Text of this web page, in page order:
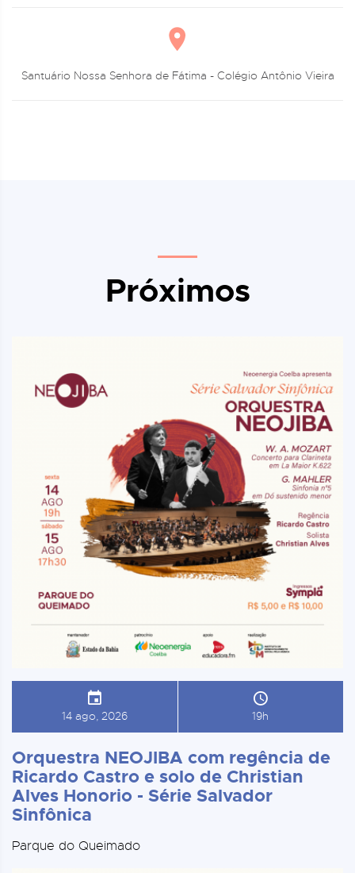
Santuário Nossa Senhora de Fátima - Colégio Antônio Vieira
Próximos
14 ago, 2026 19h
Orquestra NEOJIBA com regência de
Ricardo Castro e solo de Christian
Alves Honorio - Série Salvador
Sinfônica
Parque do Queimado